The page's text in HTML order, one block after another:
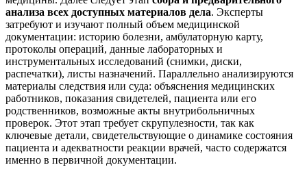
анализа всех доступных материалов дела. Эксперты
затребуют и изучают полный объем медицинской
документации: историю болезни, амбулаторную карту,
протоколы операций, данные лабораторных и
инструментальных исследований (снимки, диски,
распечатки), листы назначений. Параллельно анализируются
материалы следствия или суда: объяснения медицинских
работников, показания свидетелей, пациента или его
родственников, возможные акты внутрибольничных
проверок. Этот этап требует скрупулезности, так как
ключевые детали, свидетельствующие о динамике состояния
пациента и адекватности реакции врачей, часто содержатся
именно в первичной документации.